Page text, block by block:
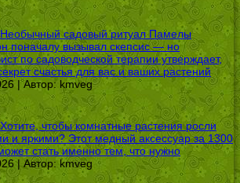
Необычный садовый ритуал Памелы
поначалу вызывал скепсис — но
по садоводческой терапии утверждает,
счастья для вас и ваших растений
| Автор: kmveg
Хотите, чтобы комнатные растения росли
и яркими? Этот медный аксессуар за 1300
стать именно тем, что нужно
| Автор: kmveg